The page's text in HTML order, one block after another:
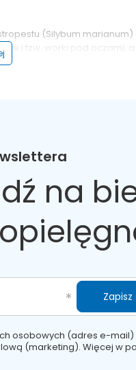
(Silybum
i tzw. worki pod oczami,
Butylene Glycol
Citrate, Dimethicone,
Disodium EDTA, Lactic
Integrifolia Seed
Triglyceride /
Sodium Hydroxide,
Hydrolyzed Wheat
Tocopherol
Sodium
wygładza,
na
osobowych (adres e-mail)
(marketing). Więcej w
Zapisz